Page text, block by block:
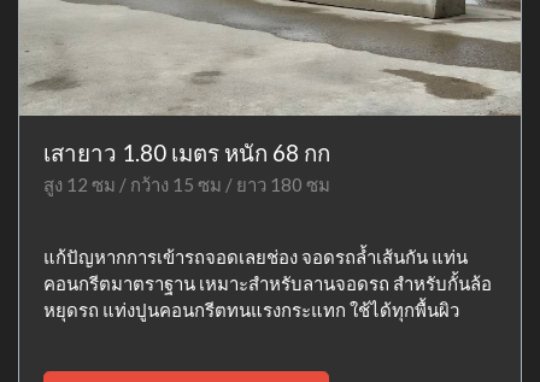
เสายาว 1.80 เมตร หนัก 68 กก
สูง 12 ซม / กว้าง 15 ซม / ยาว 180 ซม
แก้ปัญหากการเข้ารถจอดเลยช่อง จอดรถล้ำเส้นกัน แท่น
คอนกรีตมาตราฐาน เหมาะสำหรับลานจอดรถ สำหรับกั้นล้อ
หยุดรถ แท่งปูนคอนกรีตทนแรงกระแทก ใช้ได้ทุกพื้นผิว